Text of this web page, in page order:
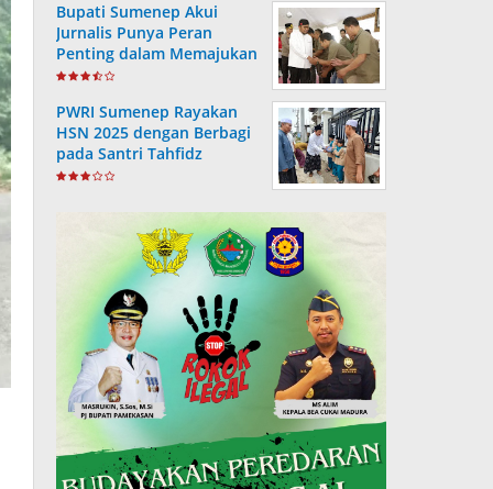
Bupati Sumenep Akui
Jurnalis Punya Peran
Penting dalam Memajukan
Daerah
PWRI Sumenep Rayakan
HSN 2025 dengan Berbagi
pada Santri Tahfidz